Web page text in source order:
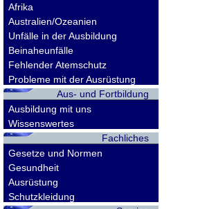
Afrika
Australien/Ozeanien
Unfälle in der Ausbildung
Beinaheunfälle
Fehlender Atemschutz
Probleme mit der Ausrüstung
Aus- und Fortbildung
Ausbildung mit uns
Wissenswertes
Fachliches
Gesetze und Normen
Gesundheit
Ausrüstung
Schutzkleidung